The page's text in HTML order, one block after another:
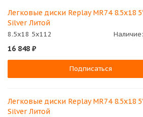
Легковые диски Replay MR74 8.5x18
Silver Литой
8.5x18 5x112 Наличие:
16 848 ₽
Подписаться
Легковые диски Replay MR74 8.5x18
Silver Литой